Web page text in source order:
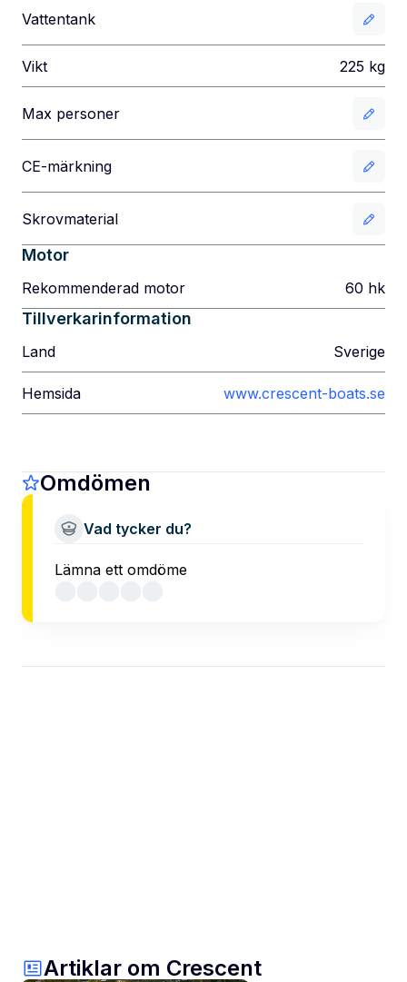
Vattentank
Vikt 225 kg
Max personer
CE-märkning
Skrovmaterial
Motor
Rekommenderad motor 60 hk
Tillverkarinformation
Land Sverige
Hemsida www.crescent-boats.se
Omdömen
Vad tycker du?
Lämna ett omdöme
Artiklar om Crescent